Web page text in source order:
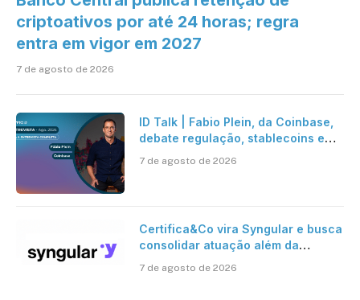
criptoativos por até 24 horas; regra
entra em vigor em 2027
7 de agosto de 2026
ID Talk | Fabio Plein, da Coinbase,
debate regulação, stablecoins e
7 de agosto de 2026
Certifica&Co vira Syngular e busca
consolidar atuação além da
7 de agosto de 2026